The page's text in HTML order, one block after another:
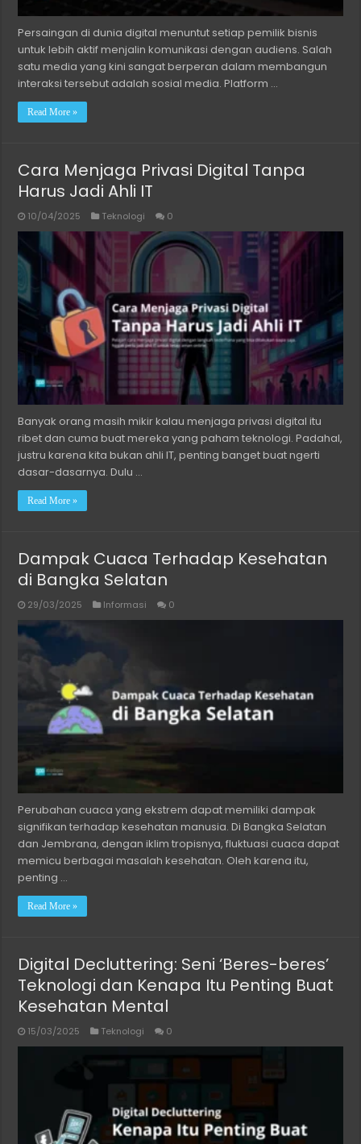
Persaingan di dunia digital menuntut setiap pemilik bisnis
untuk lebih aktif menjalin komunikasi dengan audiens. Salah
satu media yang kini sangat berperan dalam membangun
interaksi tersebut adalah sosial media. Platform …
Read More »
Cara Menjaga Privasi Digital Tanpa
Harus Jadi Ahli IT
10/04/2025 Teknologi 0
Banyak orang masih mikir kalau menjaga privasi digital itu
ribet dan cuma buat mereka yang paham teknologi. Padahal,
justru karena kita bukan ahli IT, penting banget buat ngerti
dasar-dasarnya. Dulu …
Read More »
Dampak Cuaca Terhadap Kesehatan
di Bangka Selatan
29/03/2025 Informasi 0
Perubahan cuaca yang ekstrem dapat memiliki dampak
signifikan terhadap kesehatan manusia. Di Bangka Selatan
dan Jembrana, dengan iklim tropisnya, fluktuasi cuaca dapat
memicu berbagai masalah kesehatan. Oleh karena itu,
penting …
Read More »
Digital Decluttering: Seni ‘Beres-beres’
Teknologi dan Kenapa Itu Penting Buat
Kesehatan Mental
15/03/2025 Teknologi 0